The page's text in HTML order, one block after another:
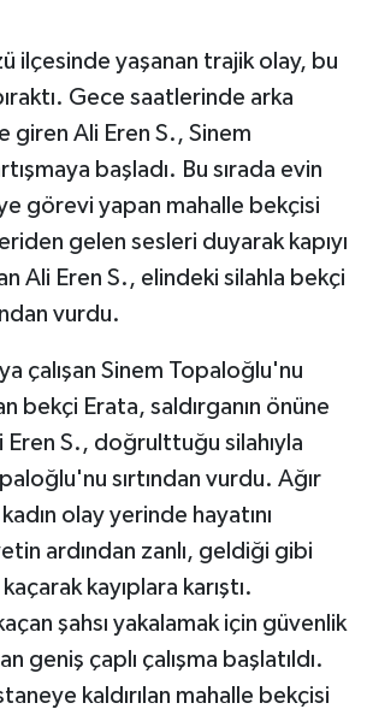
ilçesinde yaşanan trajik olay, bu
Gece saatlerinde arka
giren Ali Eren S., Sinem
başladı. Bu sırada evin
görevi yapan mahalle bekçisi
gelen sesleri duyarak kapıyı
Ali Eren S., elindeki silahla bekçi
vurdu.
çalışan Sinem Topaloğlu'nu
bekçi Erata, saldırganın önüne
S., doğrulttuğu silahıyla
sırtından vurdu. Ağır
olay yerinde hayatını
ardından zanlı, geldiği gibi
kayıplara karıştı.
şahsı yakalamak için güvenlik
geniş çaplı çalışma başlatıldı.
kaldırılan mahalle bekçisi